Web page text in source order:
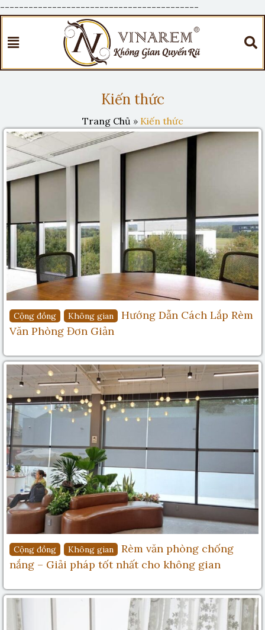
------------------------------------------
Kiến thức
Trang Chủ » Kiến thức
Cộng đồng Không gian
Rèm văn phòng chống
nắng – Giải pháp tốt nhất cho không gian
Cộng đồng Không gian
Hướng Dẫn Cách Lắp Rèm
Văn Phòng Đơn Giản